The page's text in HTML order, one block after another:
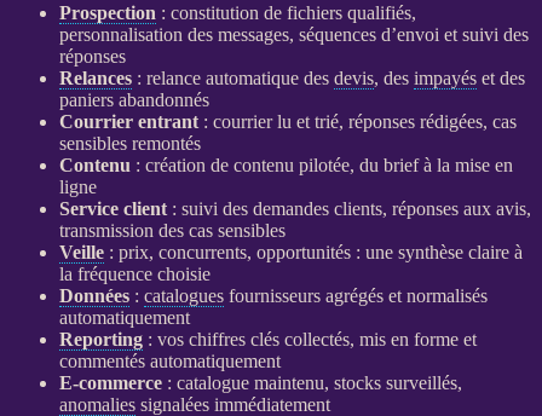
Prospection : constitution de fichiers qualifiés,
personnalisation des messages, séquences d’envoi et suivi des
réponses
Relances: relanceautomatique des devis, des impayéset des
paniers abandonnés
Courrier entrant: courrier lu et trié, réponses rédigées, cas
sensibles remontés
Contenu : création de contenu pilotée, du brief à la mise en
ligne
Service client: suivi des demandes clients, réponses aux avis,
transmission des cas sensibles
Veille: prix, concurrents, opportunités : une synthèse claire à
la fréquence choisie
Données: cataloguesfournisseurs agrégés et normalisés
automatiquement
Reporting: vos chiffres clés collectés, mis en forme et
commentés automatiquement
E-commerce: cataloguemaintenu, stocks surveillés,
anomaliessignalées immédiatement